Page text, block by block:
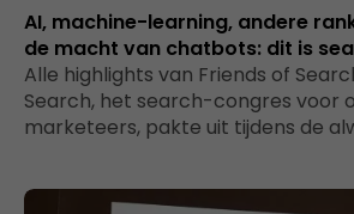
AI, machine-learning, andere
de macht van chatbots: dit is
Alle highlights van Friends of
Search, het search-congres voor
marketeers, pakte uit tijdens de